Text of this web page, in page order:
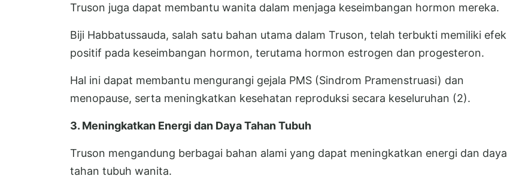
Truson juga dapat membantu wanita dalam menjaga keseimbangan hormon mereka.
Biji Habbatussauda, salah satu bahan utama dalam Truson, telah terbukti memiliki efek
positif pada keseimbangan hormon, terutama hormon estrogen dan progesteron.
Hal ini dapat membantu mengurangi gejala PMS (Sindrom Pramenstruasi) dan
menopause, serta meningkatkan kesehatan reproduksi secara keseluruhan (2).
3. Meningkatkan Energi dan Daya Tahan Tubuh
Truson mengandung berbagai bahan alami yang dapat meningkatkan energi dan daya
tahan tubuh wanita.